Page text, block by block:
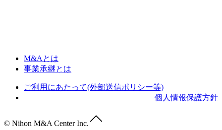
M&Aとは
事業承継とは
ご利用にあたって(外部送信ポリシー等)
個人情報保護方針
© Nihon M&A Center Inc.